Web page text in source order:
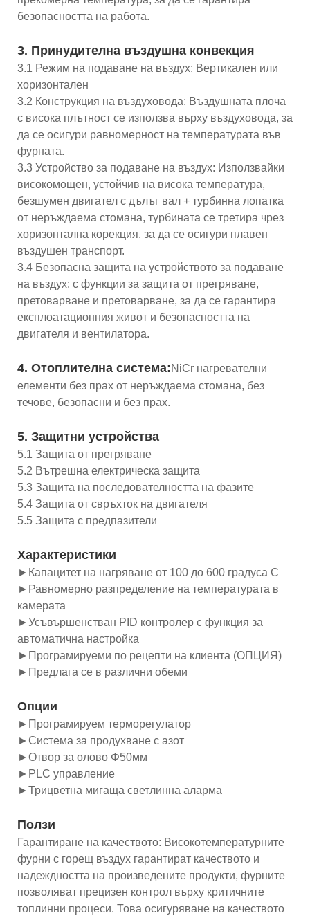
безопасността на работа.
3. Принудителна въздушна конвекция
3.1 Режим на подаване на въздух: Вертикален или
хоризонтален
3.2 Конструкция на въздуховода: Въздушната плоча
с висока плътност се използва върху въздуховода, за
да се осигури равномерност на температурата във
фурната.
3.3 Устройство за подаване на въздух: Използвайки
високомощен, устойчив на висока температура,
безшумен двигател с дълъг вал + турбинна лопатка
от неръждаема стомана, турбината се третира чрез
хоризонтална корекция, за да се осигури плавен
въздушен транспорт.
3.4 Безопасна защита на устройството за подаване
на въздух: с функции за защита от прегряване,
претоварване и претоварване, за да се гарантира
експлоатационния живот и безопасността на
двигателя и вентилатора.
4. Отоплителна система:NiCr нагревателни
елементи без прах от неръждаема стомана, без
течове, безопасни и без прах.
5. Защитни устройства
5.1 Защита от прегряване
5.2 Вътрешна електрическа защита
5.3 Защита на последователността на фазите
5.4 Защита от свръхток на двигателя
5.5 Защита с предпазители
Характеристики
►Капацитет на нагряване от 100 до 600 градуса C
►Равномерно разпределение на температурата в
камерата
►Усъвършенстван PID контролер с функция за
автоматична настройка
►Програмируеми по рецепти на клиента (ОПЦИЯ)
►Предлага се в различни обеми
Опции
►Програмируем терморегулатор
►Система за продухване с азот
►Отвор за оловo Φ50мм
►PLC управление
►Трицветна мигаща светлинна аларма
Ползи
Гарантиране на качеството: Високотемпературните
фурни с горещ въздух гарантират качеството и
надеждността на произведените продукти, фурните
позволяват прецизен контрол върху критичните
топлинни процеси. Това осигуряване на качеството